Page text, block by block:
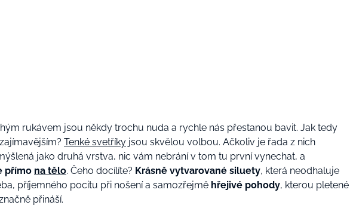
rukávem jsou někdy trochu nuda a rychle nás přestanou bavit. Jak tedy
Tenké svetříky jsou skvělou volbou. Ačkoliv je řada z nich
jako druhá vrstva, nic vám nebrání v tom tu první vynechat, a
přímo na tělo. Čeho docílíte? Krásně vytvarované siluety, která neodhaluje
příjemného pocitu při nošení a samozřejmě hřejivé pohody, kterou pletené
přináší.